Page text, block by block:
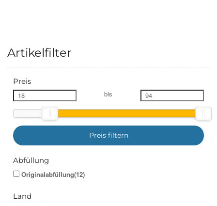
Artikelfilter
Preis
bis
Preis filtern
Abfüllung
Originalabfüllung(12)
Land